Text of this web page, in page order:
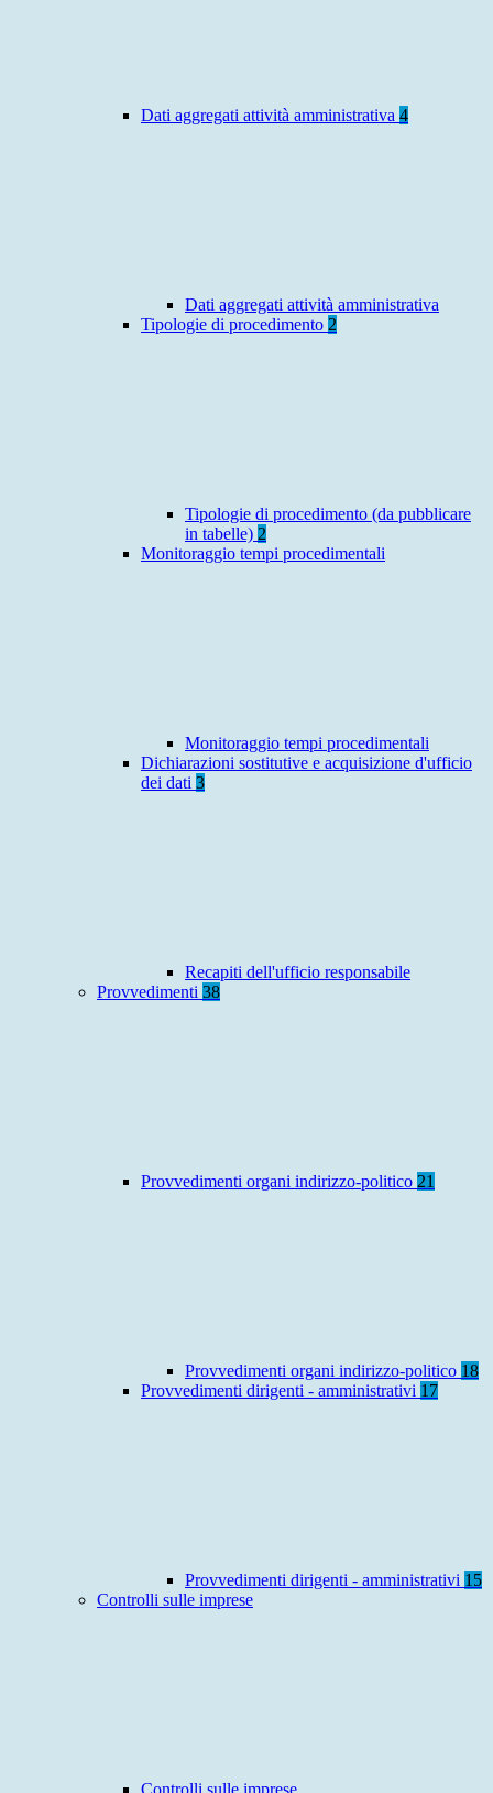
Dati aggregati attività amministrativa 4
Dati aggregati attività amministrativa
Tipologie di procedimento 2
Tipologie di procedimento (da pubblicare
in tabelle) 2
Monitoraggio tempi procedimentali
Monitoraggio tempi procedimentali
Dichiarazioni sostitutive e acquisizione d'ufficio
dei dati 3
Recapiti dell'ufficio responsabile
Provvedimenti 38
Provvedimenti organi indirizzo-politico 21
Provvedimenti organi indirizzo-politico 18
Provvedimenti dirigenti - amministrativi 17
Provvedimenti dirigenti - amministrativi 15
Controlli sulle imprese